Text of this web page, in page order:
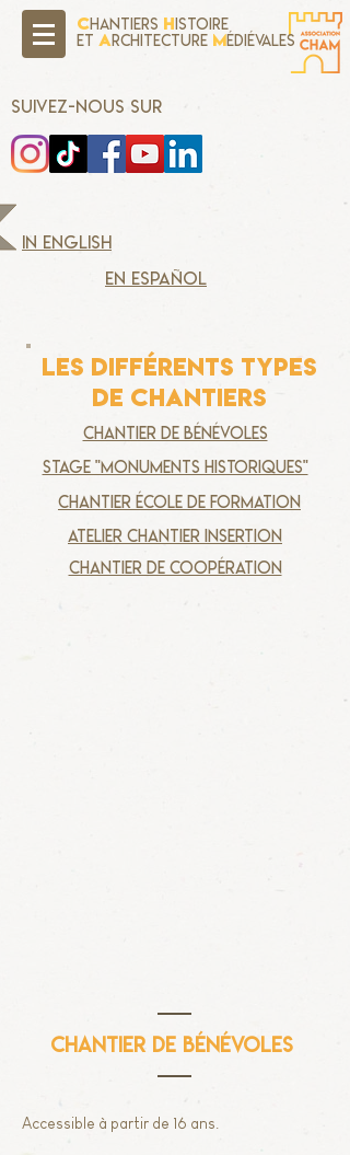
Chantiers Histoire
Et Architecture Médiévales
SUIVEZ-NOUS SUR
in english
en español
les différents types
de chantiers
chantier de bénévoles
stage "monuments historiques"
chantier école de formation
atelier chantier insertion
chantier de coopération
CHANTIER DE BÉNÉVOLES
Accessible à partir de 16 ans.